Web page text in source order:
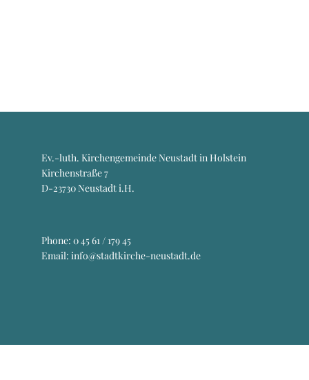
Ev.-luth. Kirchengemeinde Neustadt in Holstein
Kirchenstraße 7
D-23730 Neustadt i.H.
Phone: 0 45 61 / 179 45
Email: info@stadtkirche-neustadt.de